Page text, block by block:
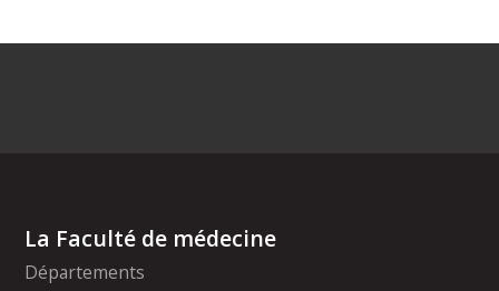
La Faculté de médecine
Départements